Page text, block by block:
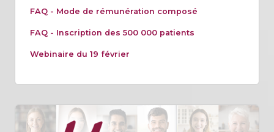
FAQ - Mode de rémunération composé
FAQ - Inscription des 500 000 patients
Webinaire du 19 février